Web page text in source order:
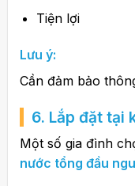
Tiện lợi
Lưu ý:
Cần đảm bảo
6. Lắp đặt tại
Một số gia đình
nước tổng đầu